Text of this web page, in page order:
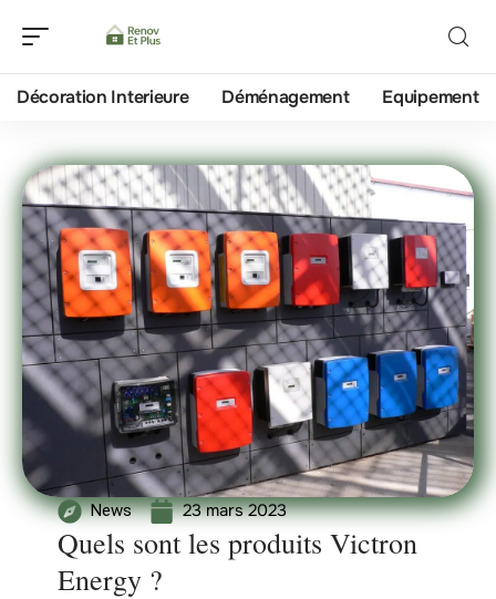
Décoration Interieure Déménagement Equipement
News 23 mars 2023
Quels sont les produits Victron
Energy ?